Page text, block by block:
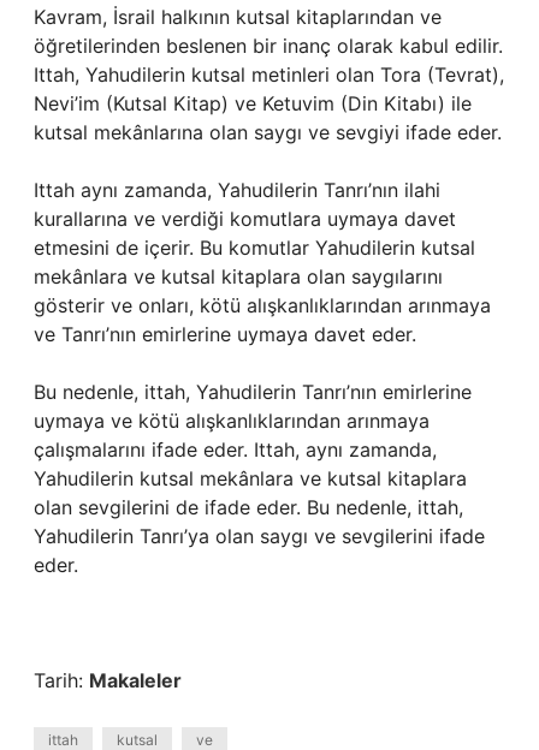
Kavram, İsrail halkının kutsal kitaplarından ve
öğretilerinden beslenen bir inanç olarak kabul edilir.
Ittah, Yahudilerin kutsal metinleri olan Tora (Tevrat),
Nevi’im (Kutsal Kitap) ve Ketuvim (Din Kitabı) ile
kutsal mekânlarına olan saygı ve sevgiyi ifade eder.
Ittah aynı zamanda, Yahudilerin Tanrı’nın ilahi
kurallarına ve verdiği komutlara uymaya davet
etmesini de içerir. Bu komutlar Yahudilerin kutsal
mekânlara ve kutsal kitaplara olan saygılarını
gösterir ve onları, kötü alışkanlıklarından arınmaya
ve Tanrı’nın emirlerine uymaya davet eder.
Bu nedenle, ittah, Yahudilerin Tanrı’nın emirlerine
uymaya ve kötü alışkanlıklarından arınmaya
çalışmalarını ifade eder. Ittah, aynı zamanda,
Yahudilerin kutsal mekânlara ve kutsal kitaplara
olan sevgilerini de ifade eder. Bu nedenle, ittah,
Yahudilerin Tanrı’ya olan saygı ve sevgilerini ifade
eder.
Tarih: Makaleler
ittah kutsal ve